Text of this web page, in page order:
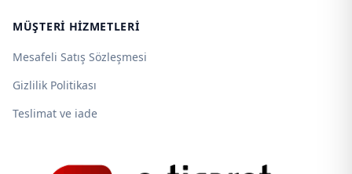
MÜŞTERI HIZMETLERI
Mesafeli Satış Sözleşmesi
Gizlilik Politikası
Teslimat ve iade